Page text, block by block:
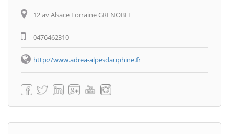
12 av Alsace Lorraine GRENOBLE
0476462310
http://www.adrea-alpesdauphine.fr